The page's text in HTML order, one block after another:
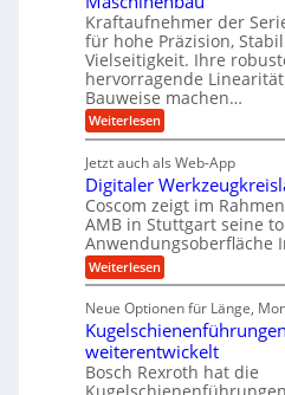
e
t
r
i
e
b
e
f
ü
r
r
a
e
U
m
g
A
u
f
t
r
a
g
s
e
i
n
g
a
n
g
e
,
w
e
n
i
g
e
r
S
t
e
l
e
n
t
a
n
g
e
n
g
e
t
r
i
e
b
e
f
ü
r
r
ä
z
i
s
Kraftaufnehmer der
für hohe Präzision,
Vielseitigkeit. Ihre
hervorragende
Bauweise machen…
Weiterlesen:
P
ä
z
i
s
i
o
n
f
r
A
u
t
o
Jetzt auch als Web-App
Digitaler
Coscom zeigt im
AMB in Stuttgart seine
Anwendungsoberfläche
Weiterlesen:
D
g
i
t
a
l
Neue Optionen für Länge,
weiterentwickelt
Bosch Rexroth hat die